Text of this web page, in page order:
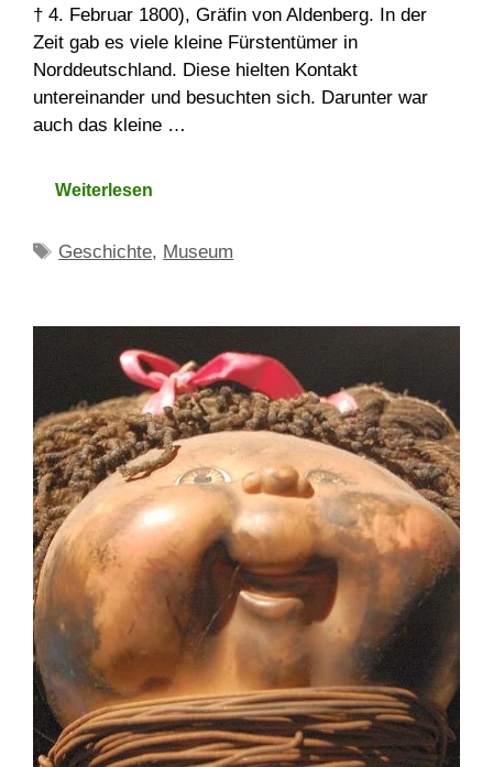
† 4. Februar 1800), Gräfin von Aldenberg. In der
Zeit gab es viele kleine Fürstentümer in
Norddeutschland. Diese hielten Kontakt
untereinander und besuchten sich. Darunter war
auch das kleine …
Weiterlesen
Schlagwörter
Geschichte, Museum